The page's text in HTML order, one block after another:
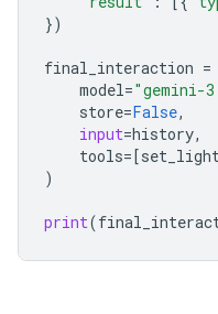
})
final_interaction =
model="gemini-
store=False,
input=history,
tools= [
)
print(